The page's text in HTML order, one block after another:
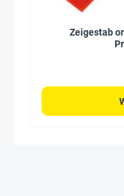
Zeigestab